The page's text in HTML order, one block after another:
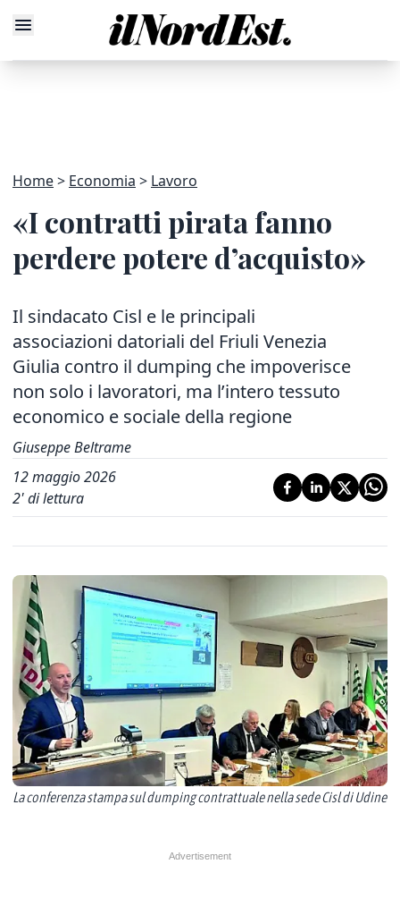
Home Economia Lavoro
«I contratti pirata fanno
perdere potere d’acquisto»
Il sindacato Cisl e le principali
associazioni datoriali del Friuli Venezia
Giulia contro il dumping che impoverisce
non solo i lavoratori, ma l’intero tessuto
economico e sociale della regione
Giuseppe Beltrame
12 maggio 2026
2' di lettura
La conferenza stampa sul dumping contrattuale nella sede Cisl di Udine